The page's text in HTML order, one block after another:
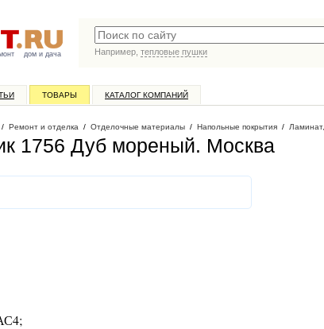
дом и дача
Например, тепловые пушки
ТОВАРЫ КАТАЛОГ КОМПАНИЙ
/ Ремонт и отделка / Отделочные материалы / Напольные покрытия /
1756 Дуб мореный. Москва